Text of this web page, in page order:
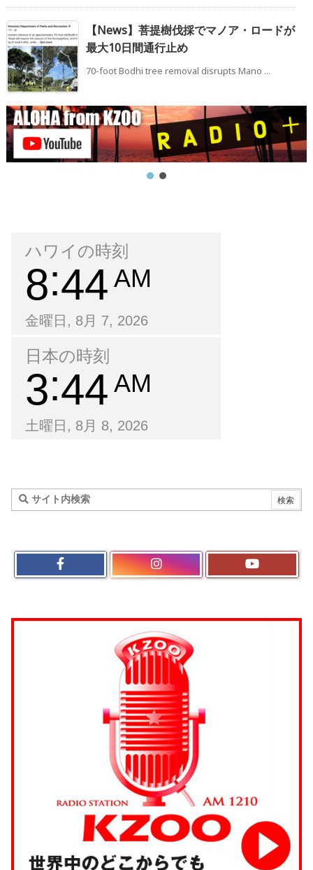
【News】菩提樹伐採でマノア・ロードが
最大10日間通行止め
70-foot Bodhi tree removal disrupts Mano ...
ハワイの時刻
8 44 AM
金曜日, 8月 7, 2026
日本の時刻
3 44 AM
土曜日, 8月 8, 2026